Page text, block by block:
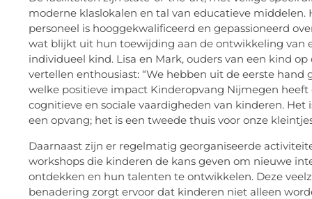
moderne klaslokalen en tal van educatieve middelen.
personeel is hooggekwalificeerd en gepassioneerd
wat blijkt uit hun toewijding aan de ontwikkeling van
individueel kind. Lisa en Mark, ouders van een kind op
vertellen enthousiast: “We hebben uit de eerste hand
welke positieve impact Kinderopvang Nijmegen heeft
cognitieve en sociale vaardigheden van kinderen. Het
een opvang; het is een tweede thuis voor onze
Daarnaast zijn er regelmatig georganiseerde
workshops die kinderen de kans geven om nieuwe
ontdekken en hun talenten te ontwikkelen. Deze
benadering zorgt ervoor dat kinderen niet alleen